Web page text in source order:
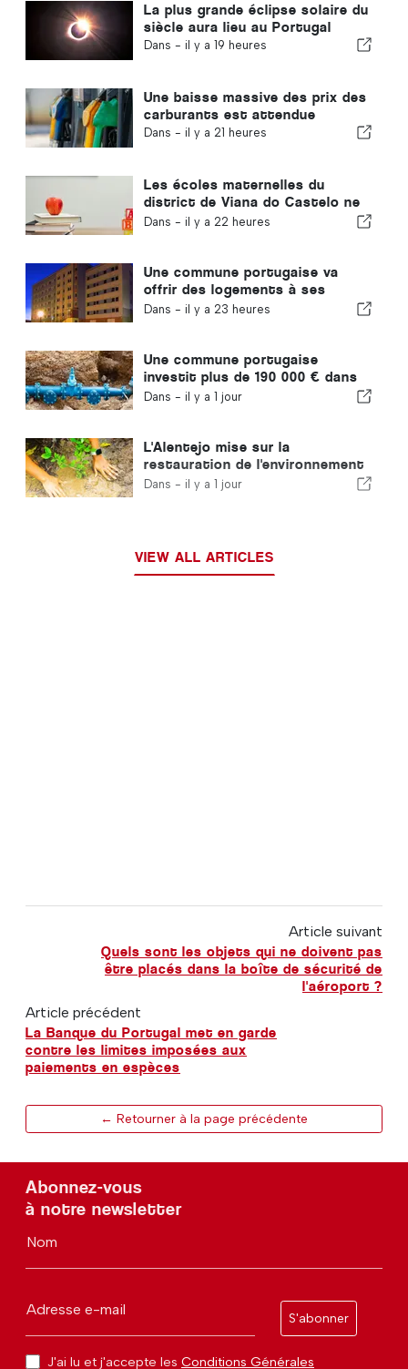
La plus grande éclipse solaire du
siècle aura lieu au Portugal
Dans - il y a 19 heures
Une baisse massive des prix des
carburants est attendue
Dans - il y a 21 heures
Les écoles maternelles du
district de Viana do Castelo ne
fermeront pas au Portugal
Dans - il y a 22 heures
Une commune portugaise va
offrir des logements à ses
habitants
Dans - il y a 23 heures
Une commune portugaise
investit plus de 190 000 € dans
l'approvisionnement en eau
Dans - il y a 1 jour
L'Alentejo mise sur la
restauration de l'environnement
grâce aux fonds européens
Dans - il y a 1 jour
VIEW ALL ARTICLES
Article suivant
Quels sont les objets qui ne doivent pas
être placés dans la boîte de sécurité de
l'aéroport ?
Article précédent
La Banque du Portugal met en garde
contre les limites imposées aux
paiements en espèces
← Retourner à la page précédente
Abonnez-vous
à notre newsletter
Nom
Adresse e-mail
S'abonner
J'ai lu et j'accepte les Conditions Générales